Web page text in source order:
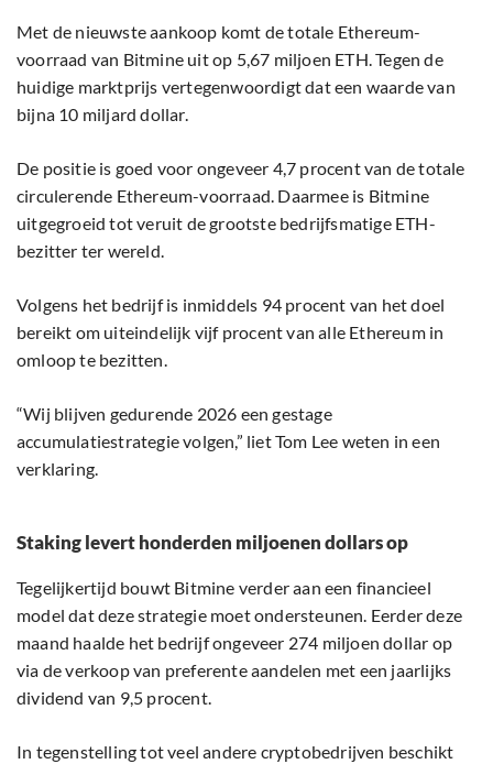
Met de nieuwste aankoop komt de totale Ethereum-
voorraad van Bitmine uit op 5,67 miljoen ETH. Tegen de
huidige marktprijs vertegenwoordigt dat een waarde van
bijna 10 miljard dollar.
De positie is goed voor ongeveer 4,7 procent van de totale
circulerende Ethereum-voorraad. Daarmee is Bitmine
uitgegroeid tot veruit de grootste bedrijfsmatige ETH-
bezitter ter wereld.
Volgens het bedrijf is inmiddels 94 procent van het doel
bereikt om uiteindelijk vijf procent van alle Ethereum in
omloop te bezitten.
“Wij blijven gedurende 2026 een gestage
accumulatiestrategie volgen,” liet Tom Lee weten in een
verklaring.
Staking levert honderden miljoenen dollars op
Tegelijkertijd bouwt Bitmine verder aan een financieel
model dat deze strategie moet ondersteunen. Eerder deze
maand haalde het bedrijf ongeveer 274 miljoen dollar op
via de verkoop van preferente aandelen met een jaarlijks
dividend van 9,5 procent.
In tegenstelling tot veel andere cryptobedrijven beschikt